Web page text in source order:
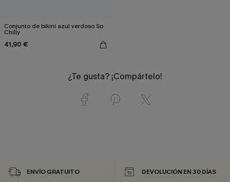
Conjunto de bikini azul verdoso So
Chilly
41,90 €
¿Te gusta? ¡Compártelo!
ENVÍO GRATUITO DEVOLUCIÓN EN 30 DÍAS